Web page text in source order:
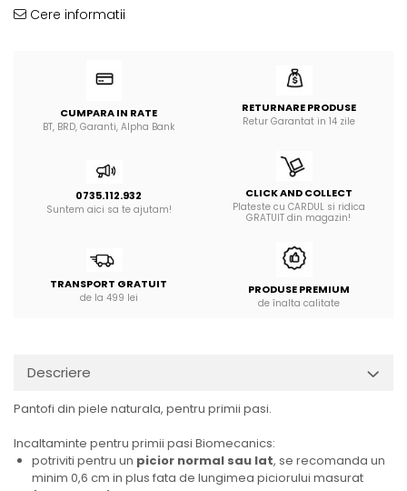
Cere informatii
CUMPARA IN RATE
BT, BRD, Garanti, Alpha Bank
RETURNARE PRODUSE
Retur Garantat in 14 zile
0735.112.932
Suntem aici sa te ajutam!
CLICK AND COLLECT
Plateste cu CARDUL si ridica
GRATUIT din magazin!
TRANSPORT GRATUIT
de la 499 lei
PRODUSE PREMIUM
de înalta calitate
Descriere
Pantofi din piele naturala, pentru primii pasi.
Incaltaminte pentru primii pasi Biomecanics:
potriviti pentru un picior normal sau lat, se recomanda un
minim 0,6 cm in plus fata de lungimea piciorului masurat